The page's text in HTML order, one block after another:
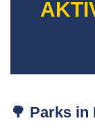
🌳 Parks in